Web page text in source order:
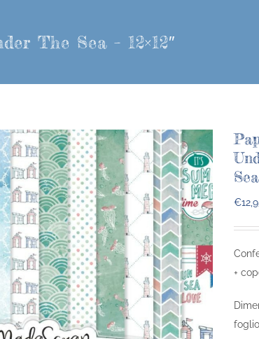
The Sea – 12×12″
€
+